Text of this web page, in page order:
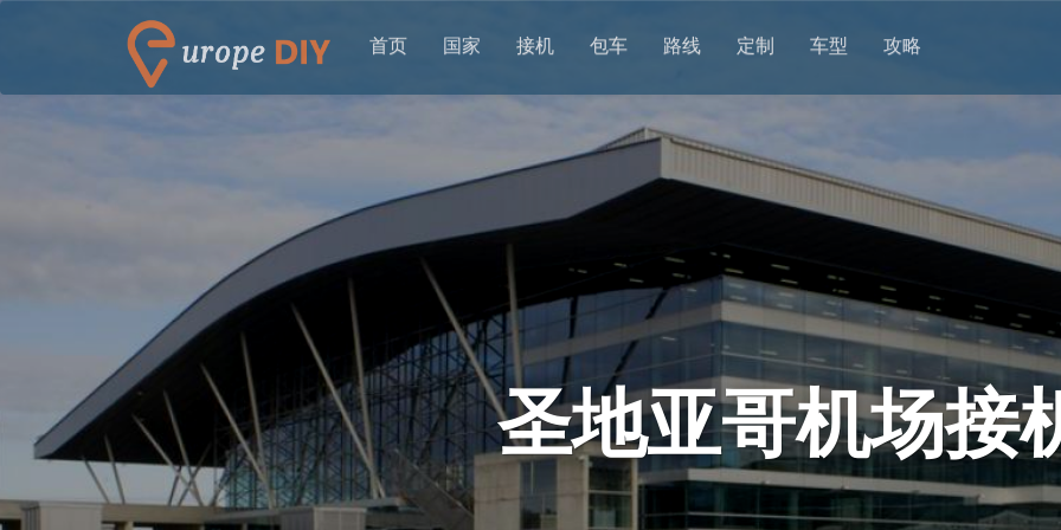
首页 国家 接机 包车 路线 定制 车型 攻略
圣地亚哥机场接